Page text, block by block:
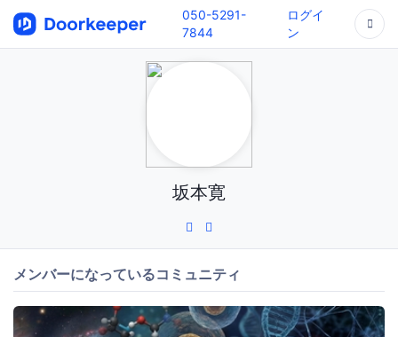
050-5291-
7844
ログイ
ン
坂本寛
メンバーになっているコミュニティ